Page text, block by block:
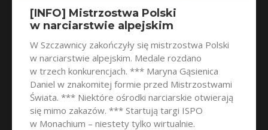
[INFO] Mistrzostwa Polski
w narciarstwie alpejskim
W Szczawnicy zakończyły się mistrzostwa Polski
w narciarstwie alpejskim. Medale rozdano
w trzech konkurencjach. *** Maryna Gąsienica
Daniel w znakomitej formie przed Mistrzostwami
Świata. *** Niektóre ośrodki narciarskie otwierają
się mimo zakazów. *** Startują targi ISPO
w Monachium – niestety tylko wirtualnie.